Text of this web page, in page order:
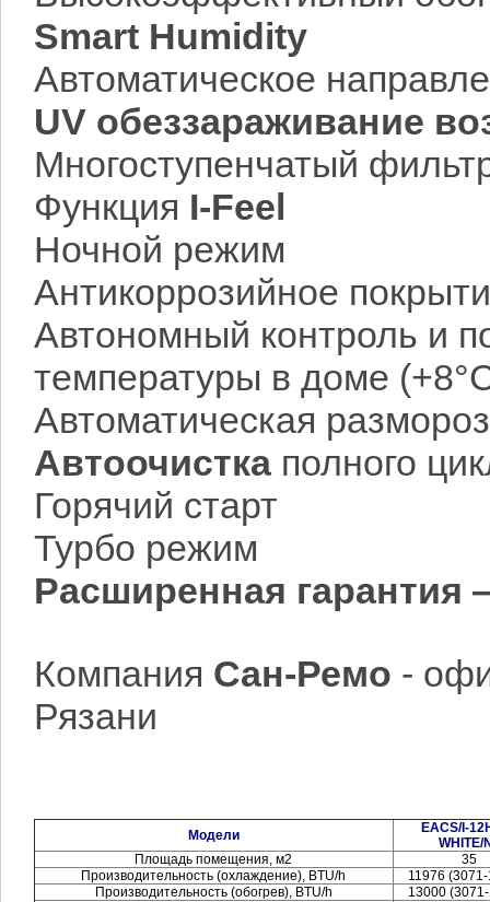
Smart Humidity
Автоматическое
UV обеззараживание
Многоступенчатый
Функция I-Feel
Ночной режим
Антикоррозийное
Автономный контроль и
температуры в доме
Автоматическая
Автоочистка полного
Горячий старт
Турбо режим
Расширенная гарантия
Компания Сан-Ремо -
Рязани
Модели
EACS/I-
WHITE/
Площадь помещения, м2
35
Производительность (охлаждение), BTU/h
11976
Производительность (обогрев), BTU/h
13000